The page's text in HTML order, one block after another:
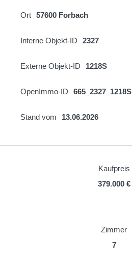
Ort 57600 Forbach
Interne Objekt-ID 2327
Externe Objekt-ID 1218S
OpenImmo-ID 665_2327_1218S
Stand vom 13.06.2026
Kaufpreis
379.000 €
Zimmer
7